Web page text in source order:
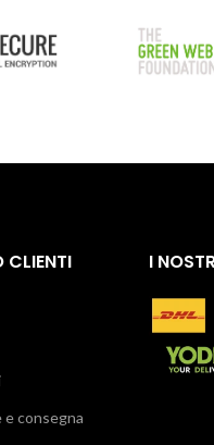
CLIENTI
e consegna
I